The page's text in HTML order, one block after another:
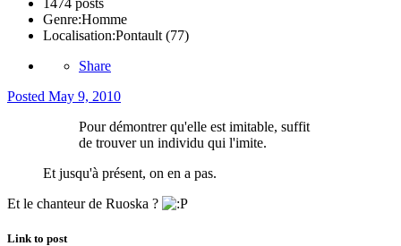
1474 posts
Genre:Homme
Localisation:Pontault (77)
Share
Posted May 9, 2010
Pour démontrer qu'elle est imitable, suffit
de trouver un individu qui l'imite.
Et jusqu'à présent, on en a pas.
Et le chanteur de Ruoska ?
Link to post